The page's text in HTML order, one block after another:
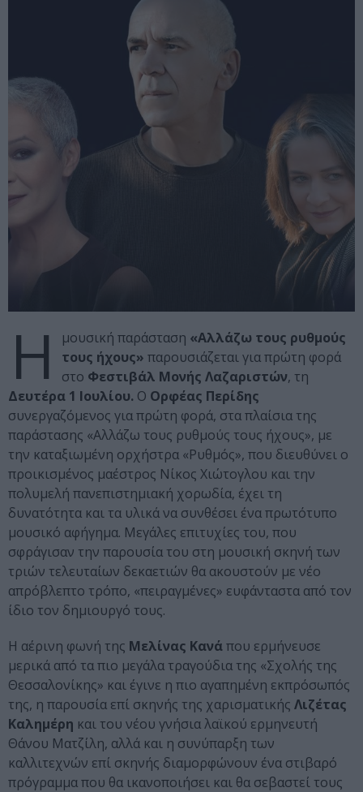
Η μουσική παράσταση «Αλλάζω τους ρυθμούς
τους ήχους» παρουσιάζεται για πρώτη φορά
στο Φεστιβάλ Μονής Λαζαριστών, τη
Δευτέρα 1 Ιουλίου. Ο Ορφέας Περίδης
συνεργαζόμενος για πρώτη φορά, στα πλαίσια της
παράστασης «Αλλάζω τους ρυθμούς τους ήχους», με
την καταξιωμένη ορχήστρα «Ρυθμός», που διευθύνει ο
προικισμένος μαέστρος Νίκος Χιώτογλου και την
πολυμελή πανεπιστημιακή χορωδία, έχει τη
δυνατότητα και τα υλικά να συνθέσει ένα πρωτότυπο
μουσικό αφήγημα. Μεγάλες επιτυχίες του, που
σφράγισαν την παρουσία του στη μουσική σκηνή των
τριών τελευταίων δεκαετιών θα ακουστούν με νέο
απρόβλεπτο τρόπο, «πειραγμένες» ευφάνταστα από τον
ίδιο τον δημιουργό τους.
Η αέρινη φωνή της Μελίνας Κανάπου ερμήνευσε
μερικά από τα πιο μεγάλα τραγούδια της «Σχολής της
Θεσσαλονίκης» και έγινε η πιο αγαπημένη εκπρόσωπός
της, η παρουσία επί σκηνής της χαρισματικής Λιζέτας
Καλημέρη και του νέου γνήσια λαϊκού ερμηνευτή
Θάνου Ματζίλη, αλλά και η συνύπαρξη των
καλλιτεχνών επί σκηνής διαμορφώνουν ένα στιβαρό
πρόγραμμα που θα ικανοποιήσει και θα σεβαστεί τους